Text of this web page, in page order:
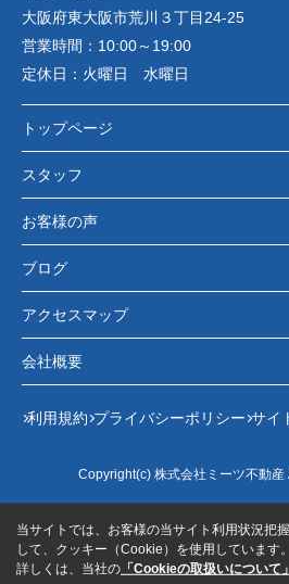
大阪府東大阪市荒川３丁目24-25
営業時間： 10:00～19:00
定休日： 火曜日 水曜日
トップページ
スタッフ
お客様の声
ブログ
アクセスマップ
会社概要
利用規約 プライバシーポリシー サイ
Copyright(c) 株式会社ミーツ不動
当サイトでは、お客様の当サイト利用状況把
して、クッキー（Cookie）を使用しています。
詳しくは、当社の 「Cookieの取扱いについて」